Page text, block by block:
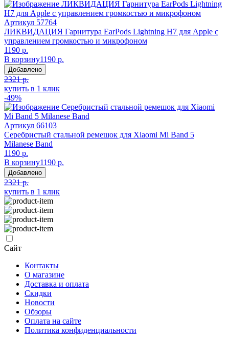
Артикул 57764
ЛИКВИДАЦИЯ Гарнитура EarPods Lightning H7 для Apple с
управлением громкостью и микрофоном
1190 р.
В корзину1190 р.
Добавлено
2321 р.
купить в 1 клик
-49%
Артикул 66103
Серебристый стальной ремешок для Xiaomi Mi Band 5
Milanese Band
1190 р.
В корзину1190 р.
Добавлено
2321 р.
купить в 1 клик
Сайт
Контакты
О магазине
Доставка и оплата
Скидки
Новости
Обзоры
Оплата на сайте
Политика конфиденциальности